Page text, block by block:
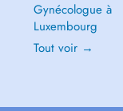
Gynécologue à
Luxembourg
Tout voir →